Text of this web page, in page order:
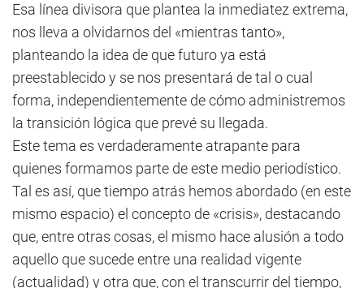
Esa línea divisora que plantea la inmediatez extrema,
nos lleva a olvidarnos del «mientras tanto»,
planteando la idea de que futuro ya está
preestablecido y se nos presentará de tal o cual
forma, independientemente de cómo administremos
la transición lógica que prevé su llegada.
Este tema es verdaderamente atrapante para
quienes formamos parte de este medio periodístico.
Tal es así, que tiempo atrás hemos abordado (en este
mismo espacio) el concepto de «crisis», destacando
que, entre otras cosas, el mismo hace alusión a todo
aquello que sucede entre una realidad vigente
(actualidad) y otra que, con el transcurrir del tiempo,